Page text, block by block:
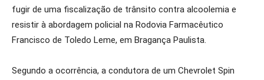
fugir de uma fiscalização de trânsito contra alcoolemia e
resistir à abordagem policial na Rodovia Farmacêutico
Francisco de Toledo Leme, em Bragança Paulista.
Segundo a ocorrência, a condutora de um Chevrolet Spin